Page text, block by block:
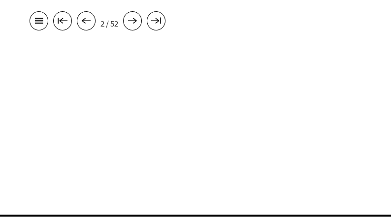
2 / 52